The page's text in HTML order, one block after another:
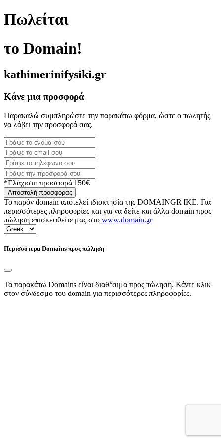
Πωλείται
το Domain!
kathimerinifysiki.gr
Κάνε μια προσφορά
Παρακαλώ συμπληρώστε την παρακάτω φόρμα, ώστε ο πωλητής
να λάβει την προσφορά σας.
*Ελάχιστη προσφορά 150€
Αποστολή προσφοράς
Το παρόν domain αποτελεί ιδιοκτησία της DOMAINGR ΙΚΕ. Για
περισσότερες πληροφορίες και για να δείτε και άλλα domain προς
πώληση επισκεφθείτε μας στο www.domain.gr
Περισσότερα Domains προς πώληση
Τα παρακάτω Domains είναι διαθέσιμα προς πώληση. Κάντε κλικ
στον σύνδεσμο του domain για περισσότερες πληροφορίες.